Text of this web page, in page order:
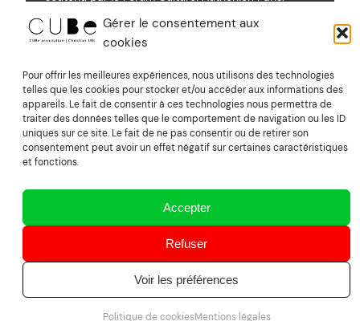
Gérer le consentement aux
cookies
Pour offrir les meilleures expériences, nous utilisons des technologies
telles que les cookies pour stocker et/ou accéder aux informations des
appareils. Le fait de consentir à ces technologies nous permettra de
traiter des données telles que le comportement de navigation ou les ID
uniques sur ce site. Le fait de ne pas consentir ou de retirer son
consentement peut avoir un effet négatif sur certaines caractéristiques
et fonctions.
Accepter
Refuser
Voir les préférences
Politique de cookiesMentions légales
Soutiens
Mentions Légales
CUBe association | Christian UBL
image&son